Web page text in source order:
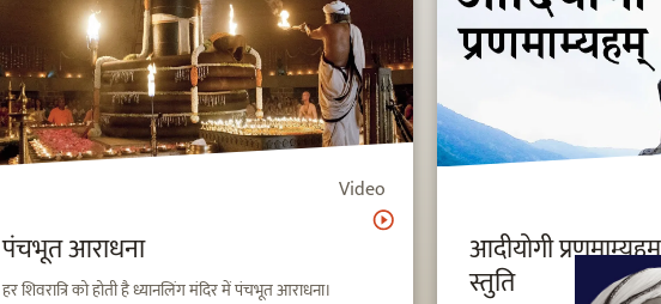
Video
पंचभूत आराधना
हर शिवरात्रि को होती है ध्यानलिंग मंदिर में पंचभूत आराधना।
आदीयोगी
स्तुति